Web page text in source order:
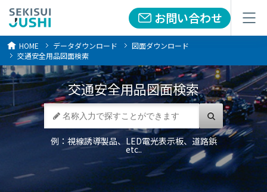
お問い合わせ
メニュー お問い合わせ
メニュー
HOME データダウンロード
図面ダウンロード
交通安全用品図面検索
交通安全用品図面検索
例：視線誘導製品、LED電光表示板、道路鋲
etc..